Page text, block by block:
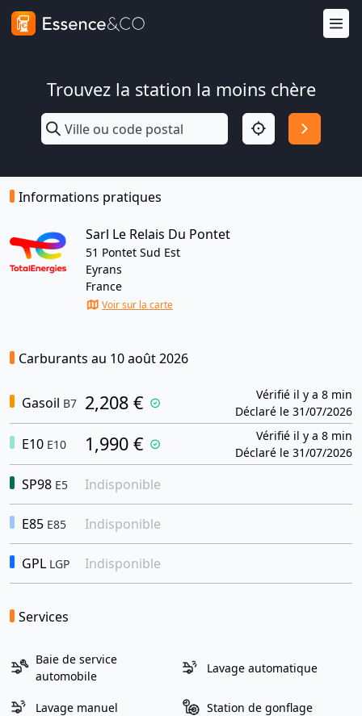
Trouvez la station la moins chère
Informations pratiques
Sarl Le Relais Du Pontet
51 Pontet Sud Est
Eyrans
France
Voir sur la carte
Carburants au 10 août 2026
Gasoil B7 2,208 €
Vérifié il y a 8 min
Déclaré le 31/07/2026
E10 E10 1,990 €
Vérifié il y a 8 min
Déclaré le 31/07/2026
SP98 E5 Indisponible
E85 E85 Indisponible
GPL LGP Indisponible
Services
Baie de service
automobile
Lavage automatique
Lavage manuel Station de gonflage